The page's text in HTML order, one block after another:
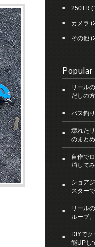
250TR
カメラ
その他
リール
だしの
バス釣
壊れた
のまと
自作で
消して
ショア
スター
リール
ルーブ。
DIYで
能UPし